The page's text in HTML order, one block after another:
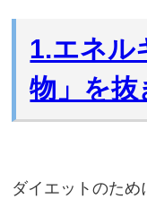
1.エネル
物」を
ダイエットのため